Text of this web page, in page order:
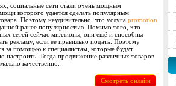
социальные сети стали очень мощным
которого удается сделать популярным
Поэтому неудивительно, что услуга promotion
ранее популярностью. Помимо того, что
сетей сейчас миллионы, они ещё и способны
рекламу, если её правильно подать. Поэтому
за помощью к специалистам, которые будут
настроить. Тогда продвижение различных товаров
качественно.
Смотреть онлайн